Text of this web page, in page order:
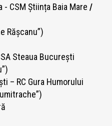
- CSM Știința Baia Mare /
Rășcanu”)
Steaua București
– RC Gura Humorului